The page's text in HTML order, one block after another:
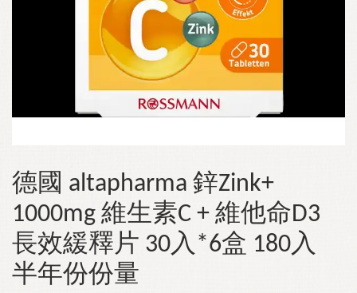
德國 altapharma 鋅Zink+
1000mg 維生素C + 維他命D3
長效緩釋片 30入*6盒 180入
半年份份量